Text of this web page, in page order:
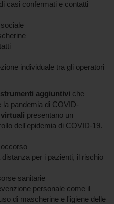
casi confermati e contatti
individuale tra gli operatori
strumenti aggiuntivi che
la pandemia di COVID-
presentano un
dell'epidemia di COVID-19.
per i pazienti, il rischio
sanitarie
personale come il
di mascherine e l'igiene delle